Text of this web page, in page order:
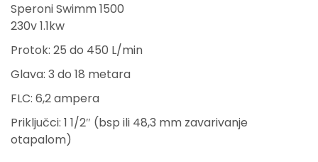
Speroni Swimm 1500
230v 1.1kw
Protok: 25 do 450 L/min
Glava: 3 do 18 metara
FLC: 6,2 ampera
Priključci: 1 1/2″ (bsp ili 48,3 mm zavarivanje
otapalom)